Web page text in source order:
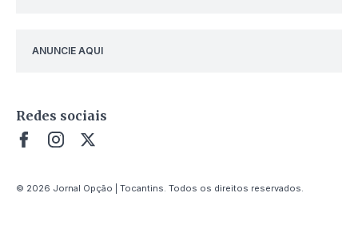
ANUNCIE AQUI
Redes sociais
© 2026 Jornal Opção | Tocantins. Todos os direitos reservados.